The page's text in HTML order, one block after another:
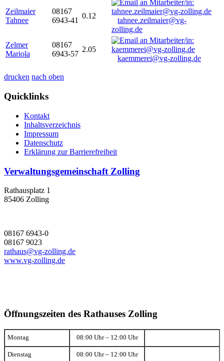
Zeilmaier
Tahnee
08167
6943-41
0.12
tahnee.zeilmaier@vg-
zolling.de
Zelmer
Mariola
08167
6943-57
2.05
kaemmerei@vg-zolling.de
drucken nach oben
Quicklinks
Kontakt
Inhaltsverzeichnis
Impressum
Datenschutz
Erklärung zur Barrierefreiheit
Verwaltungsgemeinschaft Zolling
Rathausplatz 1
85406 Zolling
08167 6943-0
08167 9023
rathaus@vg-zolling.de
www.vg-zolling.de
Öffnungszeiten des Rathauses Zolling
Montag 08:00 Uhr – 12:00 Uhr
Dienstag 08:00 Uhr – 12:00 Uhr